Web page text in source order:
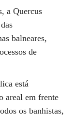
a Quercus
balneares,
de
está
areal em frente
os banhistas,